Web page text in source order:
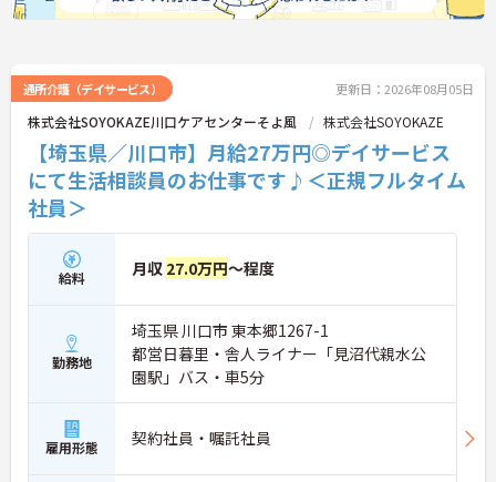
・スタッフのまとめ役としてチーム運営の中心とな
り、やりがいを感じながら活躍できます
・業績と個人の評価により、 寸志とは別に特別報酬
が支給されます
【年間17日のリフレッシュ休暇があり、私生活と両
立して長く続けられます】
あるため、心身をリフレッシュできる環境です
・残業が少なく、ご家庭やプライベートな時間と両
立しながら無理なく働ける体制です
【身だしなみの自由度が高く、ご自身のスタイルで
イキイキと活躍できます】 ・髪色やネイル、ヒゲな
どが原則自由となっており、個性を大切にできます
・清潔感と節度を保ちながら、自分らしい働き方が
叶うストレスフリーな職場です
【手厚いサポート体制と多職種連携のもとで、安心
通所介護（デイサービス） 更新日：2026年08月05日
株式会社SOYOKAZE川口ケアセンターそよ風 株式会社SOYOKAZE
【埼玉県／川口市】月給27万円◎デイサービス
にて生活相談員のお仕事です♪＜正規フルタイム
社員＞
給料 月収 27.0万円～程度
勤務地
埼玉県 川口市 東本郷1267-1
都営日暮里・舎人ライナー「見沼代親水公
園駅」バス・車5分
雇用形態 契約社員・嘱託社員